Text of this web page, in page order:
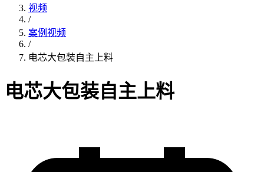
视频
/
案例视频
/
电芯大包装自主上料
电芯大包装自主上料